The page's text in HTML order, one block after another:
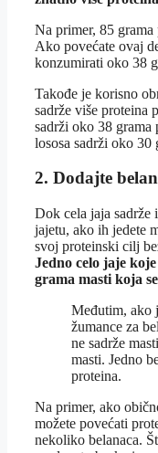
Na primer, 85 grama
Ako povećate ovaj
konzumirati oko 38
Takođe je korisno
sadrže više proteina
sadrži oko 38 grama
lososa sadrži oko 30
2. Dodajte
Dok cela jaja sadrže
jajetu, ako ih jedete
svoj proteinski cilj
Jedno celo jaje
grama masti koja
Međutim, ako
žumance za
ne sadrže
masti. Jedno
proteina.
Na primer, ako
možete povećati
nekoliko belanaca.